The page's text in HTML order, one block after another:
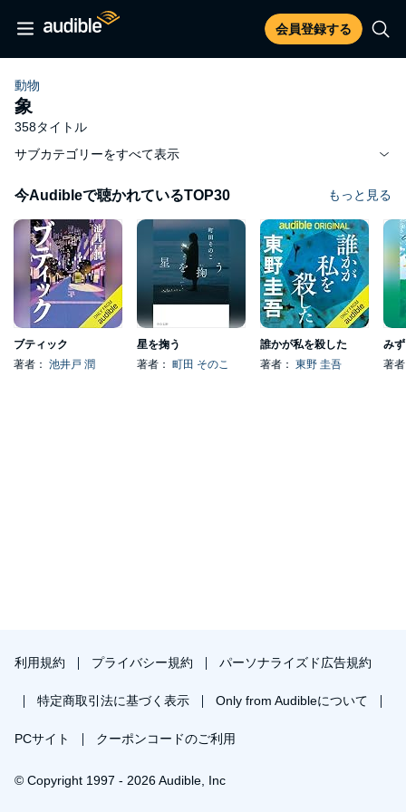
会員登録する
動物
象
358タイトル
サブカテゴリーをすべて表示
今Audibleで聴かれているTOP30 もっと見る
ブティック
著者： 池井戸 潤
星を掬う
著者： 町田 そのこ
誰かが私を殺した
著者： 東野 圭吾
み
著
利用規約 プライバシー規約 パーソナライズド広告規約
特定商取引法に基づく表示 Only from Audibleについて
PCサイト クーポンコードのご利用
© Copyright 1997 - 2026 Audible, Inc